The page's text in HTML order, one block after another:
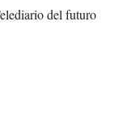
del futuro